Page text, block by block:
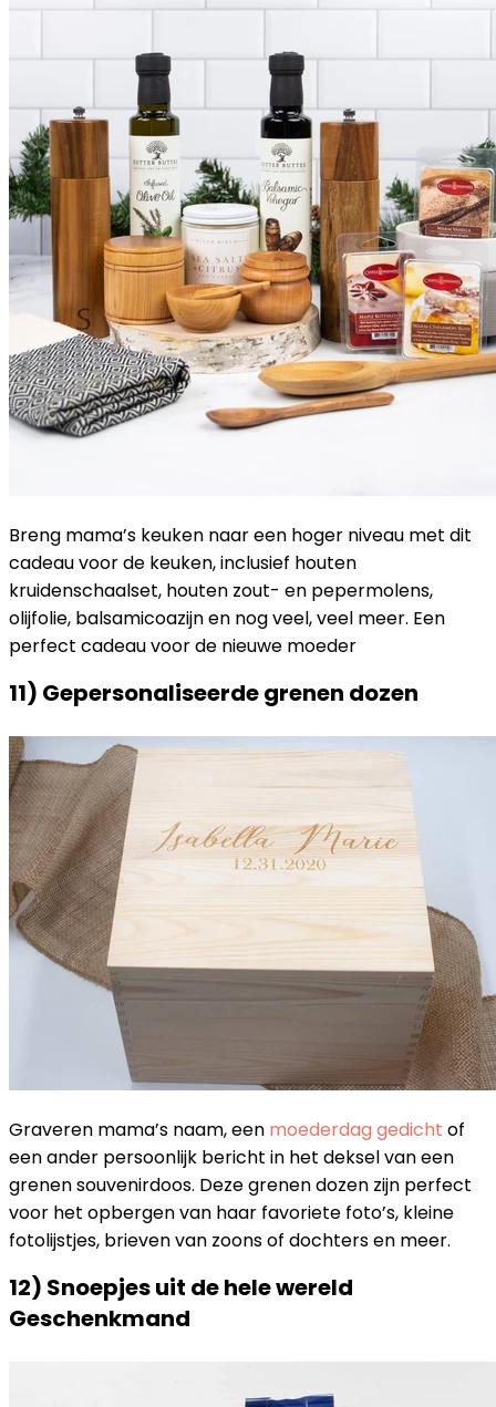
Breng mama’s keuken naar een hoger niveau met dit
cadeau voor de keuken, inclusief houten
kruidenschaalset, houten zout- en pepermolens,
olijfolie, balsamicoazijn en nog veel, veel meer. Een
perfect cadeau voor de nieuwe moeder
11) Gepersonaliseerde grenen dozen
Graveren mama’s naam, een moederdag gedicht of
een ander persoonlijk bericht in het deksel van een
grenen souvenirdoos. Deze grenen dozen zijn perfect
voor het opbergen van haar favoriete foto’s, kleine
fotolijstjes, brieven van zoons of dochters en meer.
12) Snoepjes uit de hele wereld
Geschenkmand